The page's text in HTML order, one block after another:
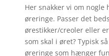
Her snakker vi om nogle
øreringe. Passer det
ørestikker/creoler eller
som skal i øret? Typisk
øreringe som hænger